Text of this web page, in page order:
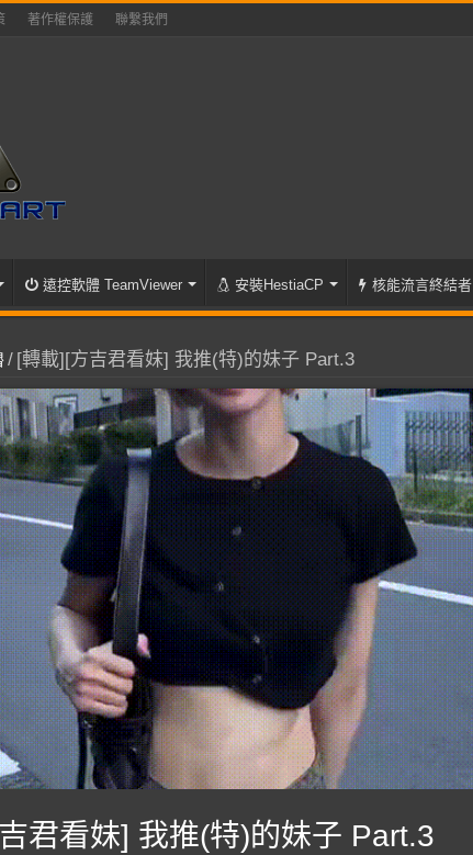
著作權保護 聯繫我們
遠控軟體 TeamViewer 安裝HestiaCP 核能流言終結者
/ [轉載][方吉君看妹] 我推(特)的妹子 Part.3
君看妹] 我推(特)的妹子 Part.3